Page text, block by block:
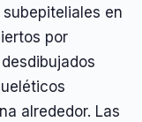
en
por
alrededor. Las